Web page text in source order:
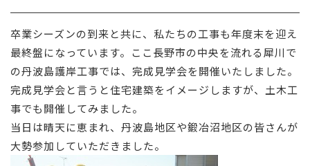
採用情報
お問い合わせ
卒業シーズンの到来と共に、私たちの工事も年度末を迎え
最終盤になっています。ここ長野市の中央を流れる犀川で
の丹波島護岸工事では、完成見学会を開催いたしました。
完成見学会と言うと住宅建築をイメージしますが、土木工
事でも開催してみました。
当日は晴天に恵まれ、丹波島地区や鍛冶沼地区の皆さんが
大勢参加していただきました。